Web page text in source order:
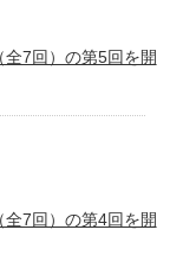
全7回）の第5回を開
全7回）の第4回を開